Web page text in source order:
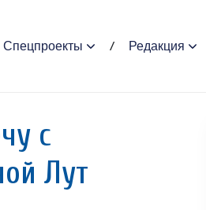
Спецпроекты Редакция
с
Лут